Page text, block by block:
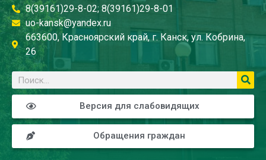
8(39161)29-8-02; 8(39161)29-8-01
uo-kansk@yandex.ru
663600, Красноярский край, г. Канск, ул. Кобрина,
26
Версия для слабовидящих
Обращения граждан